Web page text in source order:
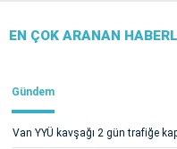
EN ÇOK ARANAN
Gündem
Van YYÜ kavşağı 2 gün trafiğe